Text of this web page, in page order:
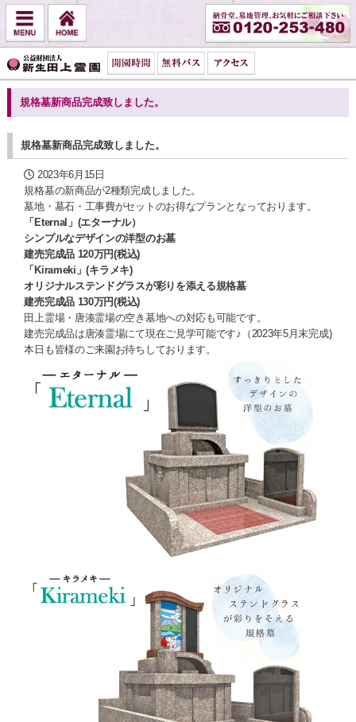
規格墓新商品完成致しました。
規格墓新商品完成致しました。
2023年6月15日
規格墓の新商品が2種類完成しました。
墓地・墓石・工事費がセットのお得なプランとなっております。
「Eternal」(エターナル）
シンプルなデザインの洋型のお墓
建売完成品 120万円(税込)
「Kirameki」(キラメキ)
オリジナルステンドグラスが彩りを添える規格墓
建売完成品 130万円(税込)
田上霊場・唐湊霊場の空き墓地への対応も可能です。
建売完成品は唐湊霊場にて現在ご見学可能です♪（2023年5月末完成)
本日も皆様のご来園お待ちしております。